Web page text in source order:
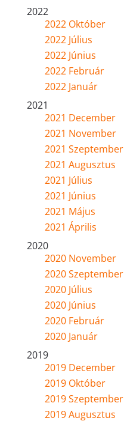
2022
2022 Október
2022 Július
2022 Június
2022 Február
2022 Január
2021
2021 December
2021 November
2021 Szeptember
2021 Augusztus
2021 Július
2021 Június
2021 Május
2021 Április
2020
2020 November
2020 Szeptember
2020 Július
2020 Június
2020 Február
2020 Január
2019
2019 December
2019 Október
2019 Szeptember
2019 Augusztus